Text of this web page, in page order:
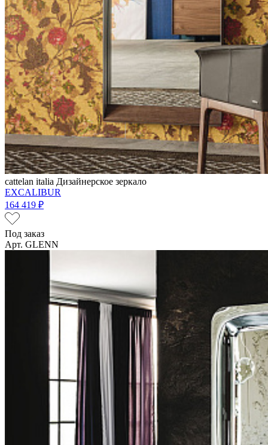
cattelan italia Дизайнерское зеркало
EXCALIBUR
164 419 ₽
Под заказ
Арт. GLENN